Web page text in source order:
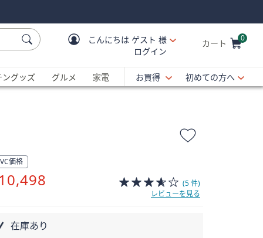
こんにちは ゲスト 様
ログイン
カート 0
ングッズ
グルメ 家電 お買得 初めての方へ
価格
(5 件)
レビューを見る
在庫あり